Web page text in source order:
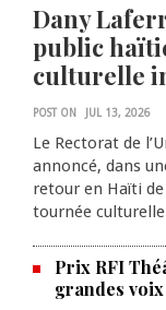
Dany
public
culturelle
POST ON JUL 13, 2026
Le Rectorat de
annoncé, dans
retour en Haïti
tournée
Prix RFI
grandes